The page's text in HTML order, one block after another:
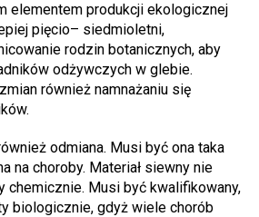
elementem produkcji ekologicznej
pięcio– siedmioletni,
rodzin botanicznych, aby
odżywczych w glebie.
również namnażaniu się
odmiana. Musi być ona taka
na choroby. Materiał siewny nie
chemicznie. Musi być kwalifikowany,
biologicznie, gdyż wiele chorób